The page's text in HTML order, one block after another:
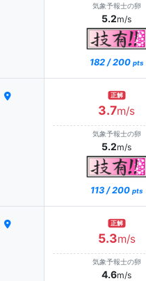
気象予報士の卵
5.2m/s
182 / 200 pts
正解
3.7m/s
気象予報士の卵
5.2m/s
113 / 200 pts
正解
5.3m/s
気象予報士の卵
4.6m/s